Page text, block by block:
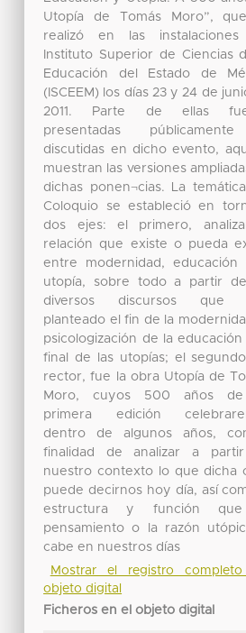
Utopía de Tomás Moro”,
realizó en las instalaciones
Instituto Superior de Ciencias
Educación del Estado de
(ISCEEM) los días 23 y 24 de
2011. Parte de ellas
presentadas
discutidas en dicho evento,
muestran las versiones
dichas ponen¬cias. La
Coloquio se estableció en
dos ejes: el primero,
relación que existe o pueda
entre modernidad, educación
utopía, sobre todo a partir
diversos discursos que
planteado el fin de la
psicologización de la educación
final de las utopías; el
rector, fue la obra Utopía de
Moro, cuyos 500 años
primera edición
dentro de algunos años,
finalidad de analizar a
nuestro contexto lo que dicha
puede decirnos hoy día, así
estructura y función
pensamiento o la razón
cabe en nuestros días
Mostrar el registro completo
objeto digital
Ficheros en el objeto digital